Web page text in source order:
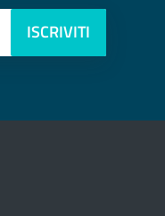
ISCRIVITI